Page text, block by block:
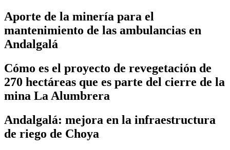
Aporte de la minería para el
mantenimiento de las ambulancias en
Andalgalá
Cómo es el proyecto de revegetación de
270 hectáreas que es parte del cierre de la
mina La Alumbrera
Andalgalá: mejora en la infraestructura
de riego de Choya